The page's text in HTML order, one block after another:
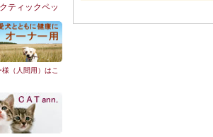
ティックペッ
様（人間用）はこ